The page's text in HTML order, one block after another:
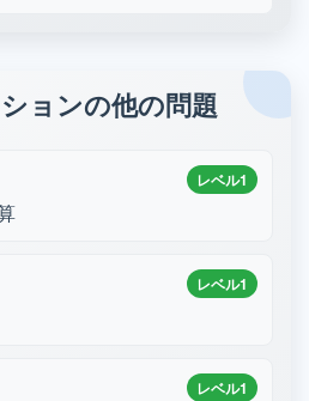
ョンの他の問題
レベル1
レベル1
レベル1